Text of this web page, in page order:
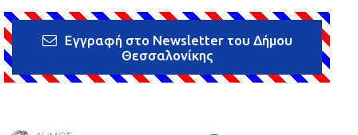
Εγγραφή στο Newsletter του Δήμου
Θεσσαλονίκης